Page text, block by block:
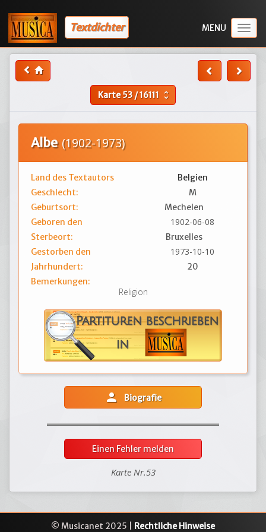
Textdichter
Karte53/16111 unfold_more
Albe (1902-1973)
Land des Textautors
Belgien
Geschlecht:
M
Geburtsort:
Mechelen
Geboren den
1902-06-08
Sterbeort:
Bruxelles
Gestorben den
1973-10-10
Jahrhundert:
20
Bemerkungen:
Religion
person Biografie
Einen Fehler melden
Karte Nr.53
© Musicanet 2025 | Rechtliche Hinweise